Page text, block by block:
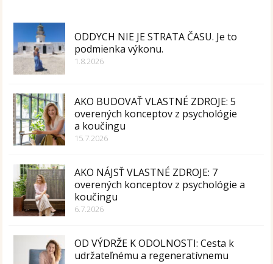
ODDYCH NIE JE STRATA ČASU. Je to
podmienka výkonu.
1.8.2026
AKO BUDOVAŤ VLASTNÉ ZDROJE: 5
overených konceptov z psychológie
a koučingu
15.7.2026
AKO NÁJSŤ VLASTNÉ ZDROJE: 7
overených konceptov z psychológie a
koučingu
6.7.2026
OD VÝDRŽE K ODOLNOSTI: Cesta k
udržateľnému a regeneratívnemu